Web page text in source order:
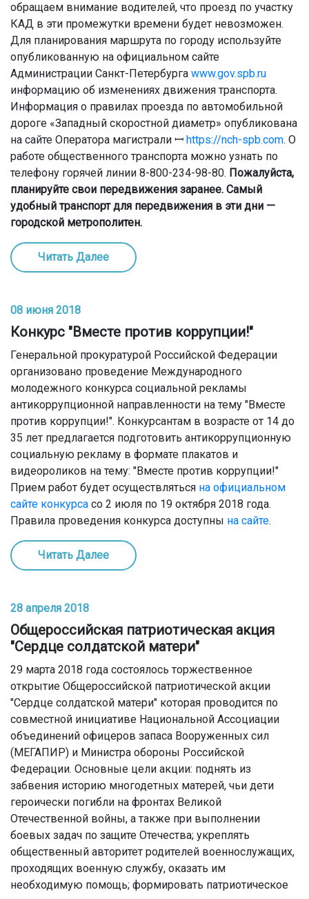
обращаем внимание водителей, что проезд по участку
КАД в эти промежутки времени будет невозможен.
Для планирования маршрута по городу используйте
опубликованную на официальном сайте
Администрации Санкт-Петербурга www.gov.spb.ru
информацию об изменениях движения транспорта.
Информация о правилах проезда по автомобильной
дороге «Западный скоростной диаметр» опубликована
на сайте Оператора магистрали ꟷ https://nch-spb.com. О
работе общественного транспорта можно узнать по
телефону горячей линии 8-800-234-98-80. Пожалуйста,
планируйте свои передвижения заранее. Самый
удобный транспорт для передвижения в эти дни ꟷ
городской метрополитен.
Читать Далее
08 июня 2018
Конкурс "Вместе против коррупции!"
Генеральной прокуратурой Российской Федерации
организовано проведение Международного
молодежного конкурса социальной рекламы
антикоррупционной направленности на тему "Вместе
против коррупции!". Конкурсантам в возрасте от 14 до
35 лет предлагается подготовить антикоррупционную
социальную рекламу в формате плакатов и
видеороликов на тему: "Вместе против коррупции!"
Прием работ будет осуществляться на официальном
сайте конкурса со 2 июля по 19 октября 2018 года.
Правила проведения конкурса доступны на сайте.
Читать Далее
28 апреля 2018
Общероссийская патриотическая акция
"Сердце солдатской матери"
29 марта 2018 года состоялось торжественное
открытие Общероссийской патриотической акции
"Сердце солдатской матери" которая проводится по
совместной инициативе Национальной Ассоциации
объединений офицеров запаса Вооруженных сил
(МЕГАПИР) и Министра обороны Российской
Федерации. Основные цели акции: поднять из
забвения историю многодетных матерей, чьи дети
героически погибли на фронтах Великой
Отечественной войны, а также при выполнении
боевых задач по защите Отечества; укреплять
общественный авторитет родителей военнослужащих,
проходящих военную службу, оказать им
необходимую помощь; формировать патриотическое